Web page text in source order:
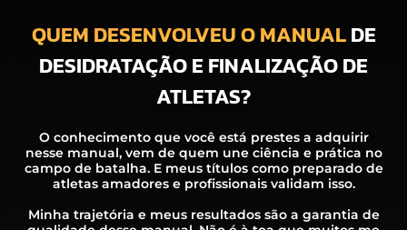
QUEM DESENVOLVEU O MANUALDE
DESIDRATAÇÃO E FINALIZAÇÃO DE
ATLETAS?
O conhecimento que você está prestes a adquirir
nesse manual, vem de quem une ciência e prática no
campo de batalha. E meus títulos como preparado de
atletas amadores e profissionais validam isso.
Minha trajetória e meus resultados são a garantia de